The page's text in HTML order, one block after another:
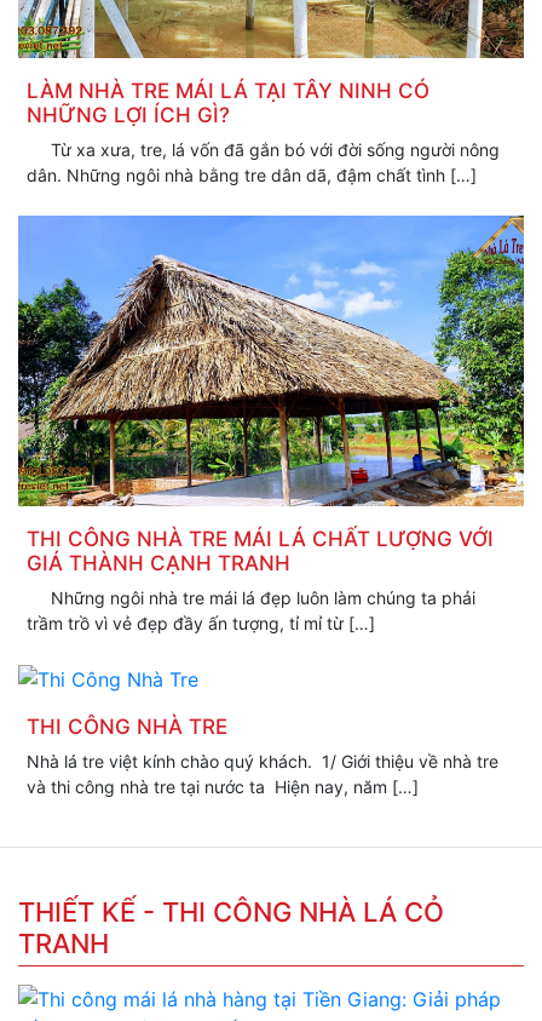
LÀM NHÀ TRE MÁI LÁ TẠI TÂY NINH CÓ
NHỮNG LỢI ÍCH GÌ?
Từ xa xưa, tre, lá vốn đã gắn bó với đời sống người nông
dân. Những ngôi nhà bằng tre dân dã, đậm chất tình […]
THI CÔNG NHÀ TRE MÁI LÁ CHẤT LƯỢNG VỚI
GIÁ THÀNH CẠNH TRANH
Những ngôi nhà tre mái lá đẹp luôn làm chúng ta phải
trầm trồ vì vẻ đẹp đầy ấn tượng, tỉ mỉ từ […]
THI CÔNG NHÀ TRE
Nhà lá tre việt kính chào quý khách. 1/ Giới thiệu về nhà tre
và thi công nhà tre tại nước ta Hiện nay, năm […]
THIẾT KẾ - THI CÔNG NHÀ LÁ CỎ
TRANH